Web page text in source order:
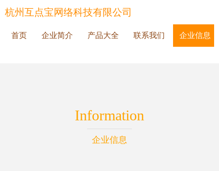
杭州互点宝网络科技有限公司
首页 企业简介 产品大全 联系我们 企业信息
Information
企业信息